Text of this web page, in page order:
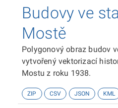
Budovy ve
Mostě
Polygonový obraz budov
vytvořený vektorizací
Mostu z roku 1938.
ZIP CSV JSON KML